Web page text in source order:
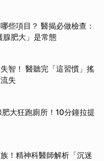
些項目？ 醫揭必做檢查：
肥大」是常態
智！ 醫聽完「這習慣」搖
失
大狂跑廁所！10分鐘拉提
！精神科醫師解析「沉迷